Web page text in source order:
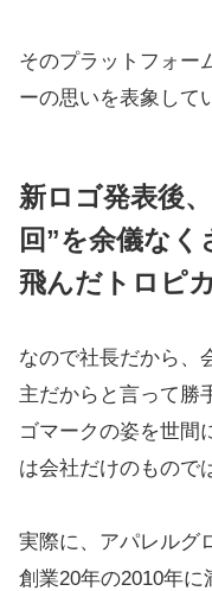
そのプラットフォー
ーの思いを表象して
新ロゴ発表後
回”を余儀な
飛んだトロピ
なので社長だから、
主だからと言って勝
ゴマークの姿を世間
は会社だけのもので
実際に、アパレルグ
創業20年の2010年